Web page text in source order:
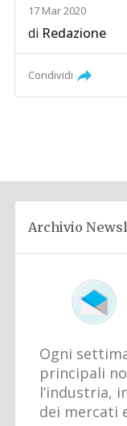
17 Mar 2020
di Redazione
Condividi
Archivio
Ogni
principali
l’industria,
dei mercati